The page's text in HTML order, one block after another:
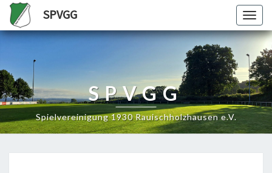
SPVGG
SPVGG
Spielvereinigung 1930 Rauischholzhausen e.V.